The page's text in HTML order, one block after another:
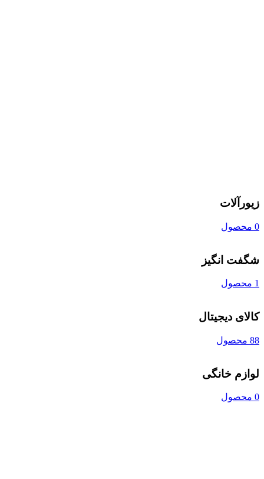
زیورآلات
0 محصول
شگفت انگیز
1 محصول
کالای دیجیتال
88 محصول
لوازم خانگی
0 محصول